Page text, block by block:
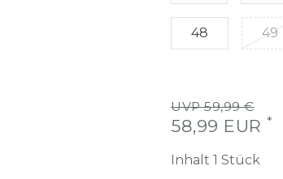
48 49
UVP 59,99 €
58,99 EUR *
Inhalt 1 Stück